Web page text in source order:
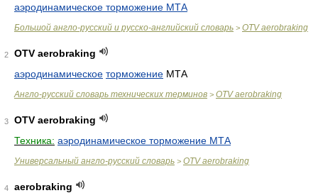
аэродинамическое торможение МТА
Большой англо-русский и русско-английский словарь > OTV aerobraking
2
OTV aerobraking
аэродинамическое торможение МТА
Англо-русский словарь технических терминов > OTV aerobraking
3
OTV aerobraking
Техника: аэродинамическое торможение МТА
Универсальный англо-русский словарь > OTV aerobraking
4
aerobraking